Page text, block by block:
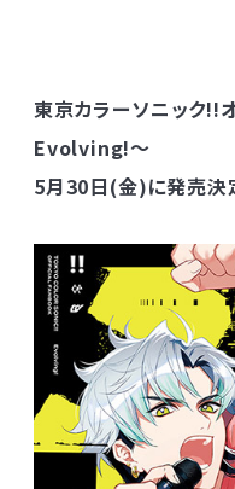
東京カラーソニック!!
Evolving!～
5月30日(金)に発売決